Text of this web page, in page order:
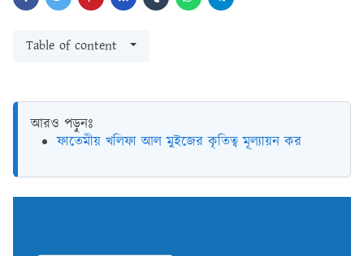
Table of content
আরও পড়ুনঃ
ফাতেমীয় খলিফা আল মুইজের কৃতিত্ব মূল্যায়ন কর